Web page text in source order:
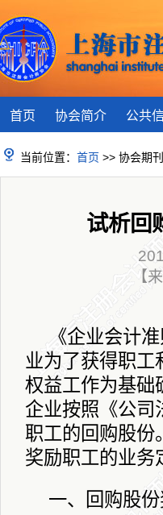
首页 协会简介 公共
当前位置： 首页 >> 协会期
试析回
【
《企业会计
业为了获得职工
权益工作为基础
企业按照《公司
职工的回购股份
奖励职工的业务
一、回购股